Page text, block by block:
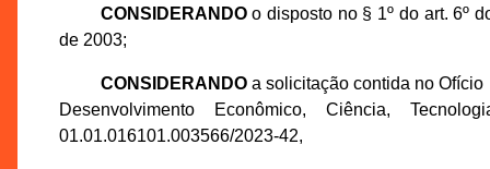
CONSIDERANDOo disposto no § 1º do art. 6º
de 2003;
CONSIDERANDOa solicitação contida no Ofício
Desenvolvimento Econômico, Ciência,
01.01.016101.003566/2023-42,